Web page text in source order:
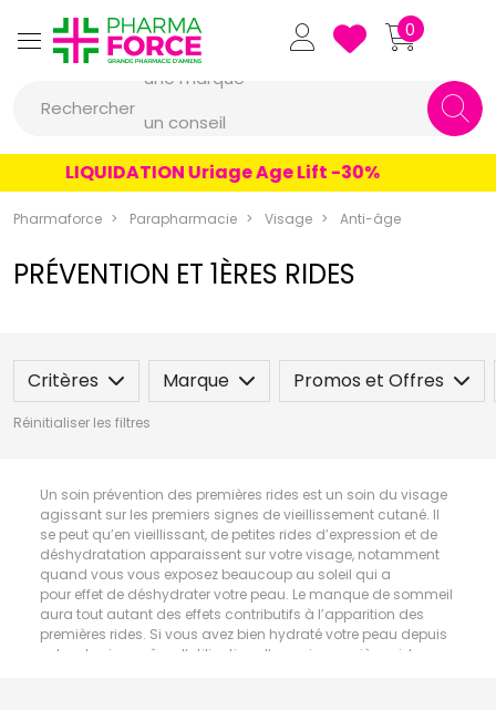
Pharmaforce Grande Pharmacie
0
Rechercher
une marque
un produit
une marque
LIQUIDATION Uriage Age Lift -30%
Pharmaforce Parapharmacie Visage Anti-âge
PRÉVENTION ET 1ÈRES RIDES
Critères Marque Promos et Offres
Réinitialiser les filtres
Un soin prévention des premières rides est un soin du visage
agissant sur les premiers signes de vieillissement cutané. Il
se peut qu’en vieillissant, de petites rides d’expression et de
déshydratation apparaissent sur votre visage, notamment
quand vous vous exposez beaucoup au soleil qui a
pour effet de déshydrater votre peau. Le manque de sommeil
aura tout autant des effets contributifs à l’apparition des
premières rides. Si vous avez bien hydraté votre peau depuis
votre plus jeune âge, l’utilisation d’un soin premières rides